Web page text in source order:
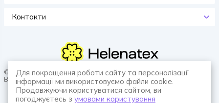
Контакти
© 2026 HELENATEX «Ґудзики, вішаки, нитки. Власне виробництво.
Все для швейної справи.»
Для покращення роботи сайту та персоналізації
інформації ми використовуємо файли cookie.
Продовжуючи користуватися сайтом, ви
погоджуєтесь з умовами користування